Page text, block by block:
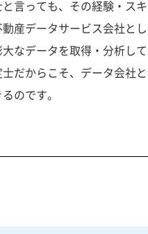
言っても、その経験・ス
産データサービス会社と
なデータを取得・分析し
だからこそ、データ会社
のです。